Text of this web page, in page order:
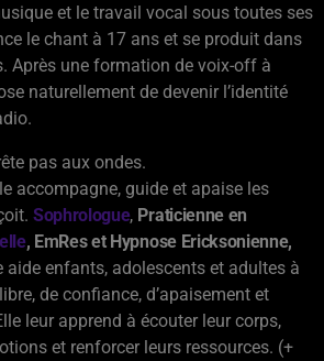
et le travail vocal sous toutes ses
le chant à 17 ans et se produit dans
Après une formation de voix-off à
naturellement de devenir l’identité
pas aux ondes.
accompagne, guide et apaise les
Sophrologue, Praticienne en
, EmRes et Hypnose Ericksonienne,
aide enfants, adolescents et adultes à
de confiance, d’apaisement et
leur apprend à écouter leur corps,
et renforcer leurs ressources. (+